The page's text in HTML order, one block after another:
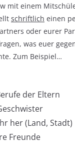
mit einem
schriftlich einen
oder eurer
was euer
Zum Beispiel…
der Eltern
her (Land, Stadt)
Freunde